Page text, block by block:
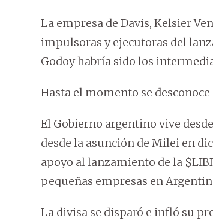
La empresa de Davis, Kelsier
impulsoras y ejecutoras del
Godoy habría sido los
Hasta el momento se
El Gobierno argentino vive
desde la asunción de Milei en
apoyo al lanzamiento de la
pequeñas empresas en
La divisa se disparó e infló su